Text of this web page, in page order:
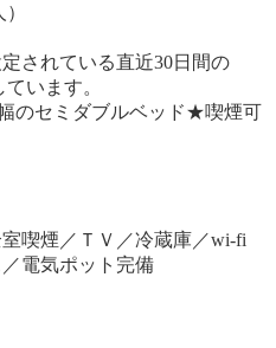
されている直近30日間の
います。
のセミダブルベッド★喫煙可
喫煙／ＴＶ／冷蔵庫／wi-fi
電気ポット完備